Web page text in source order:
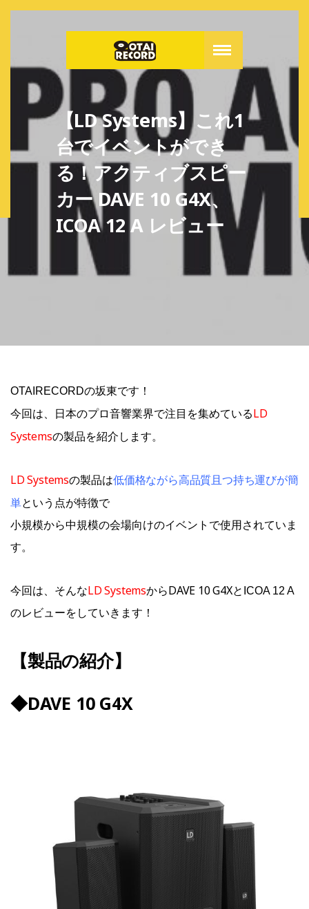
【LD Systems】これ1
台でイベントができ
る！アクティブスピー
カー DAVE 10 G4X、
ICOA 12 A レビュー
OTAIRECORDの坂東です！
今回は、日本のプロ音響業界で注目を集めているLD
Systemsの製品を紹介します。
LD Systemsの製品は低価格ながら高品質且つ持ち運びが簡
単という点が特徴で
小規模から中規模の会場向けのイベントで使用されていま
す。
今回は、そんなLD SystemsからDAVE 10 G4XとICOA 12 A
のレビューをしていきます！
【製品の紹介】
◆DAVE 10 G4X